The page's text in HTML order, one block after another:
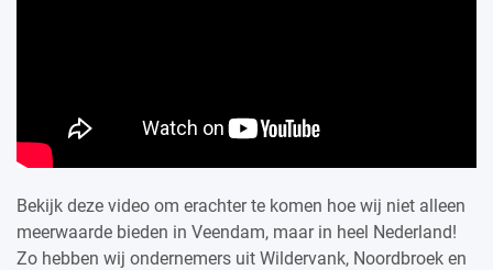
Bekijk deze video om erachter te komen hoe wij niet alleen
meerwaarde bieden in Veendam, maar in heel Nederland!
Zo hebben wij ondernemers uit Wildervank, Noordbroek en